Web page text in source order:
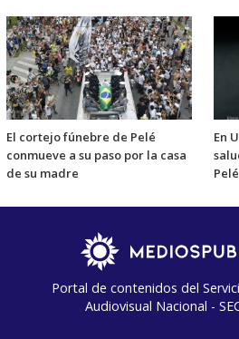
El cortejo fúnebre de Pelé
conmueve a su paso por la casa
de su madre
En
Pelé
Portal de contenidos del
Audiovisual Nacional -